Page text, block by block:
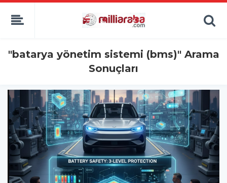
"batarya yönetim sistemi (bms)" Arama
Sonuçları